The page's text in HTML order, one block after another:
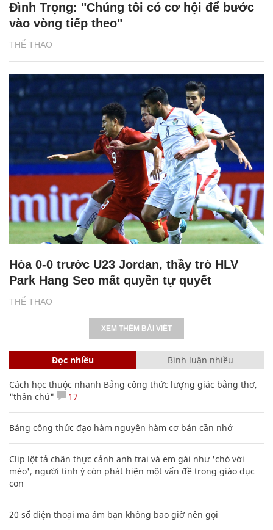
THỂ THAO
Đình Trọng: "Chúng tôi có cơ hội để bước
vào vòng tiếp theo"
THỂ THAO
Hòa 0-0 trước U23 Jordan, thầy trò HLV
Park Hang Seo mất quyền tự quyết
XEM THÊM BÀI VIẾT
Đọc nhiều Bình luận nhiều
Cách học thuộc nhanh Bảng công thức lượng giác bằng thơ,
"thần chú"
17
Bảng công thức đạo hàm nguyên hàm cơ bản cần nhớ
Clip lột tả chân thực cảnh anh trai và em gái như 'chó với
mèo', người tinh ý còn phát hiện một vấn đề trong giáo dục
con
20 số điện thoại ma ám bạn không bao giờ nên gọi